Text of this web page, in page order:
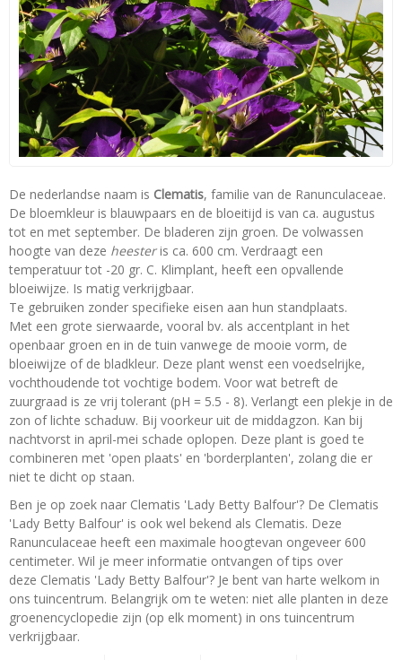
De nederlandse naam is Clematis, familie van de Ranunculaceae.
De bloemkleur is blauwpaars en de bloeitijd is van ca. augustus
tot en met september. De bladeren zijn groen. De volwassen
hoogte van deze heesteris ca. 600 cm. Verdraagt een
temperatuur tot -20 gr. C. Klimplant, heeft een opvallende
bloeiwijze. Is matig verkrijgbaar.
Te gebruiken zonder specifieke eisen aan hun standplaats.
Met een grote sierwaarde, vooral bv. als accentplant in het
openbaar groen en in de tuin vanwege de mooie vorm, de
bloeiwijze of de bladkleur. Deze plant wenst een voedselrijke,
vochthoudende tot vochtige bodem. Voor wat betreft de
zuurgraad is ze vrij tolerant (pH = 5.5 - 8). Verlangt een plekje in de
zon of lichte schaduw. Bij voorkeur uit de middagzon. Kan bij
nachtvorst in april-mei schade oplopen. Deze plant is goed te
combineren met 'open plaats' en 'borderplanten', zolang die er
niet te dicht op staan.
Ben je op zoek naar Clematis 'Lady Betty Balfour'? De Clematis
'Lady Betty Balfour' is ook wel bekend als Clematis. Deze
Ranunculaceae heeft een maximale hoogtevan ongeveer 600
centimeter. Wil je meer informatie ontvangen of tips over
deze Clematis 'Lady Betty Balfour'? Je bent van harte welkom in
ons tuincentrum. Belangrijk om te weten: niet alle planten in deze
groenencyclopedie zijn (op elk moment) in ons tuincentrum
verkrijgbaar.